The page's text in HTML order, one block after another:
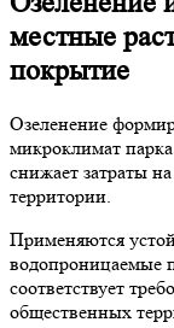
местные
покрытие
Озеленение
микроклимат
снижает затраты
территории.
Применяются
водопроницаемые
соответствует
общественных